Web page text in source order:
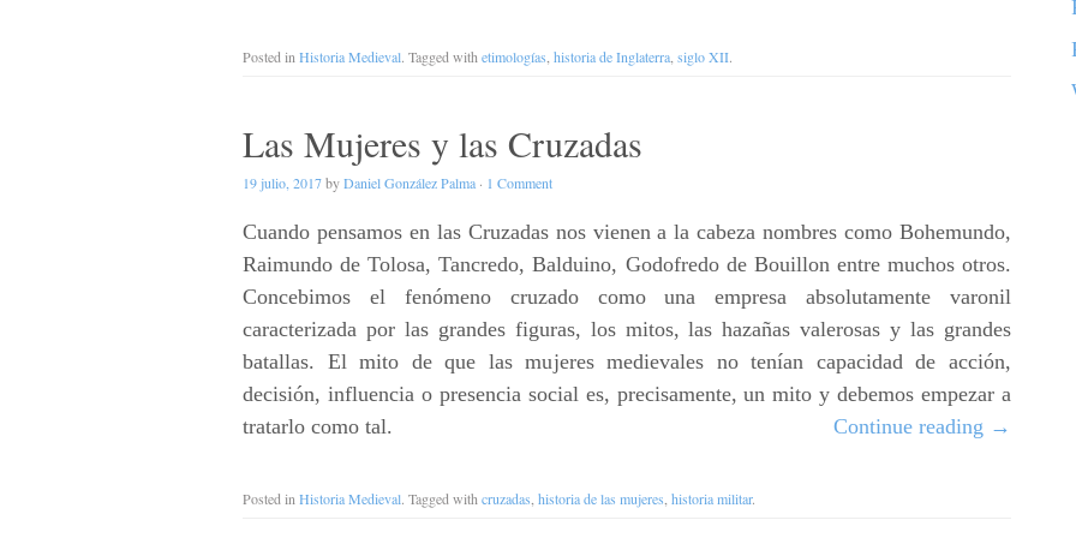
Posted in Historia Medieval. Tagged with etimologías historia de Inglaterra siglo XII.
Las Mujeres y las Cruzadas
19 julio, 2017byDaniel González Palma · 1 Comment
Cuando pensamos en las Cruzadas nos vienen a la cabeza nombres como Bohemundo,
Raimundo de Tolosa, Tancredo, Balduino, Godofredo de Bouillon entre muchos otros.
Concebimos el fenómeno cruzado como una empresa absolutamente varonil
caracterizada por las grandes figuras, los mitos, las hazañas valerosas y las grandes
batallas. El mito de que las mujeres medievales no tenían capacidad de acción,
decisión, influencia o presencia social es, precisamente, un mito y debemos empezar a
tratarlo como tal.
Continue reading →
Posted in Historia Medieval. Tagged with cruzadas historia de las mujeres historia militar.